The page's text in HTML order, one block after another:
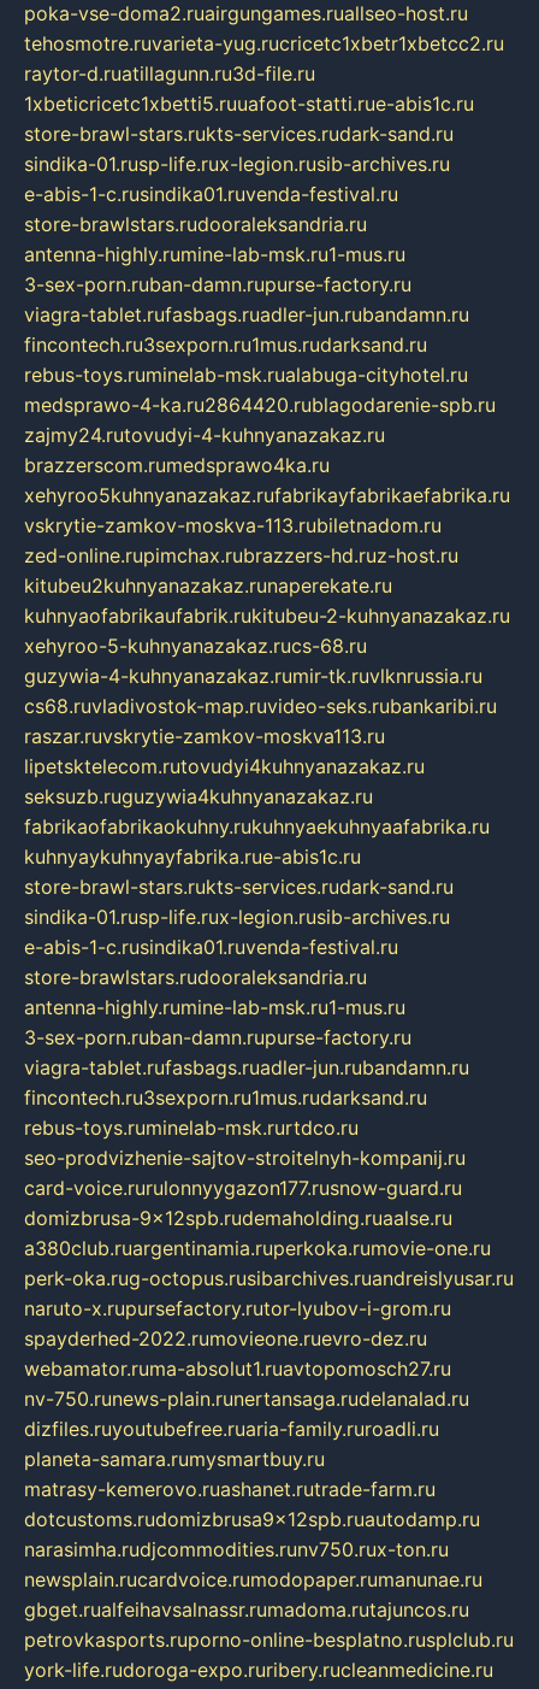
poka-vse-doma2.ruairgungames.ruallseo-host.ru
tehosmotre.ruvarieta-yug.rucricetc1xbetr1xbetcc2.ru
raytor-d.ruatillagunn.ru3d-file.ru
1xbeticricetc1xbetti5.ruuafoot-statti.rue-abis1c.ru
store-brawl-stars.rukts-services.rudark-sand.ru
sindika-01.rusp-life.rux-legion.rusib-archives.ru
e-abis-1-c.rusindika01.ruvenda-festival.ru
store-brawlstars.rudooraleksandria.ru
antenna-highly.rumine-lab-msk.ru1-mus.ru
3-sex-porn.ruban-damn.rupurse-factory.ru
viagra-tablet.rufasbags.ruadler-jun.rubandamn.ru
fincontech.ru3sexporn.ru1mus.rudarksand.ru
rebus-toys.ruminelab-msk.rualabuga-cityhotel.ru
medsprawo-4-ka.ru2864420.rublagodarenie-spb.ru
zajmy24.rutovudyi-4-kuhnyanazakaz.ru
brazzerscom.rumedsprawo4ka.ru
xehyroo5kuhnyanazakaz.rufabrikayfabrikaefabrika.ru
vskrytie-zamkov-moskva-113.rubiletnadom.ru
zed-online.rupimchax.rubrazzers-hd.ruz-host.ru
kitubeu2kuhnyanazakaz.runaperekate.ru
kuhnyaofabrikaufabrik.rukitubeu-2-kuhnyanazakaz.ru
xehyroo-5-kuhnyanazakaz.rucs-68.ru
guzywia-4-kuhnyanazakaz.rumir-tk.ruvlknrussia.ru
cs68.ruvladivostok-map.ruvideo-seks.rubankaribi.ru
raszar.ruvskrytie-zamkov-moskva113.ru
lipetsktelecom.rutovudyi4kuhnyanazakaz.ru
seksuzb.ruguzywia4kuhnyanazakaz.ru
fabrikaofabrikaokuhny.rukuhnyaekuhnyaafabrika.ru
kuhnyaykuhnyayfabrika.rue-abis1c.ru
store-brawl-stars.rukts-services.rudark-sand.ru
sindika-01.rusp-life.rux-legion.rusib-archives.ru
e-abis-1-c.rusindika01.ruvenda-festival.ru
store-brawlstars.rudooraleksandria.ru
antenna-highly.rumine-lab-msk.ru1-mus.ru
3-sex-porn.ruban-damn.rupurse-factory.ru
viagra-tablet.rufasbags.ruadler-jun.rubandamn.ru
fincontech.ru3sexporn.ru1mus.rudarksand.ru
rebus-toys.ruminelab-msk.rurtdco.ru
seo-prodvizhenie-sajtov-stroitelnyh-kompanij.ru
card-voice.rurulonnyygazon177.rusnow-guard.ru
domizbrusa-9x12spb.rudemaholding.ruaalse.ru
a380club.ruargentinamia.ruperkoka.rumovie-one.ru
perk-oka.rug-octopus.rusibarchives.ruandreislyusar.ru
naruto-x.rupursefactory.rutor-lyubov-i-grom.ru
spayderhed-2022.rumovieone.ruevro-dez.ru
webamator.ruma-absolut1.ruavtopomosch27.ru
nv-750.runews-plain.runertansaga.rudelanalad.ru
dizfiles.ruyoutubefree.ruaria-family.ruroadli.ru
planeta-samara.rumysmartbuy.ru
matrasy-kemerovo.ruashanet.rutrade-farm.ru
dotcustoms.rudomizbrusa9x12spb.ruautodamp.ru
narasimha.rudjcommodities.runv750.rux-ton.ru
newsplain.rucardvoice.rumodopaper.rumanunae.ru
gbget.rualfeihavsalnassr.rumadoma.rutajuncos.ru
petrovkasports.ruporno-online-besplatno.rusplclub.ru
york-life.rudoroga-expo.ruribery.rucleanmedicine.ru